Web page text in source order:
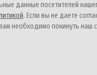
данные посетителей
. Если вы не даете
необходимо покинуть наш